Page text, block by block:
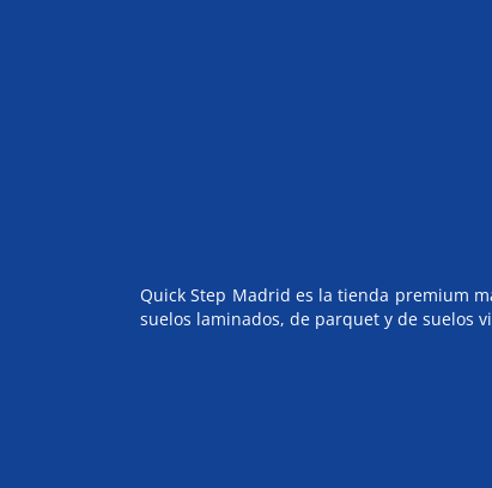
Quick Step Madrid es la tienda premium
suelos laminados, de parquet y de suelos